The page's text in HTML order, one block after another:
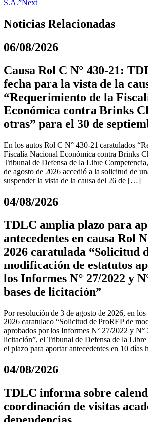
S.A.”Next
Noticias Relacionadas
06/08/2026
Causa Rol C N° 430-21:
fecha para la vista de la
“Requerimiento de la
Económica contra Brinks
otras” para el 30 de
En los autos Rol C N° 430-21 caratulados
Fiscalía Nacional Económica contra Brinks
Tribunal de Defensa de la Libre
de agosto de 2026 accedió a la solicitud de
suspender la vista de la causa del 26 de […]
04/08/2026
TDLC amplía plazo para
antecedentes en causa Rol
2026 caratulada “Solicitud
modificación de estatutos
los Informes N° 27/2022 y
bases de licitación”
Por resolución de 3 de agosto de 2026, en
2026 caratulado “Solicitud de ProREP de
aprobados por los Informes N° 27/2022 y N°
licitación”, el Tribunal de Defensa de la
el plazo para aportar antecedentes en 10
04/08/2026
TDLC informa sobre
coordinación de visitas
dependencias